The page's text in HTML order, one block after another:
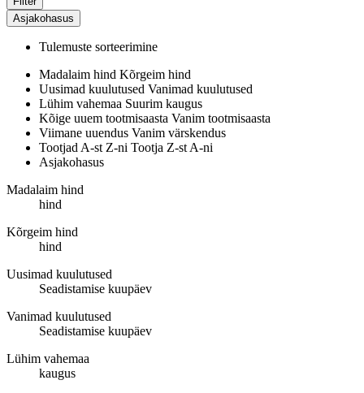
Asjakohasus
Tulemuste sorteerimine
Madalaim hind Kõrgeim hind
Uusimad kuulutused Vanimad kuulutused
Lühim vahemaa Suurim kaugus
Kõige uuem tootmisaasta Vanim tootmisaasta
Viimane uuendus Vanim värskendus
Tootjad A-st Z-ni Tootja Z-st A-ni
Asjakohasus
Madalaim hind
hind
Kõrgeim hind
hind
Uusimad kuulutused
Seadistamise kuupäev
Vanimad kuulutused
Seadistamise kuupäev
Lühim vahemaa
kaugus